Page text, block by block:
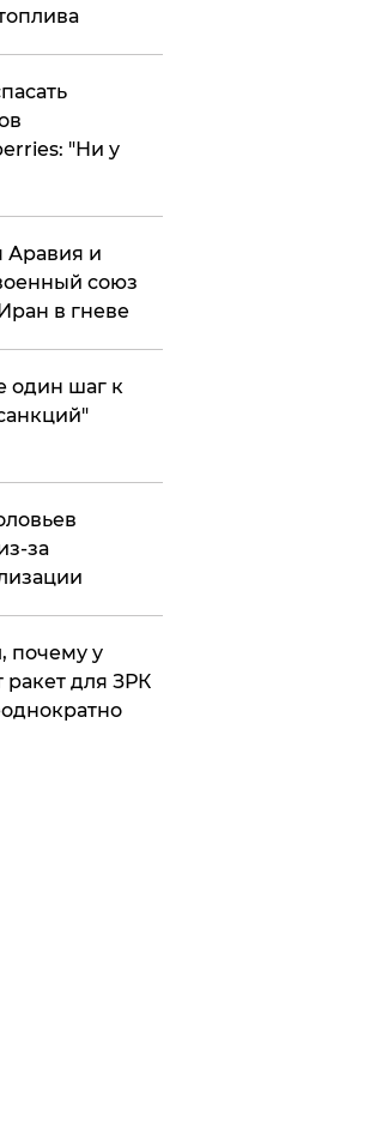
"Ни у
Аравия и
союз
в гневе
один шаг к
за
почему у
ракет для ЗРК